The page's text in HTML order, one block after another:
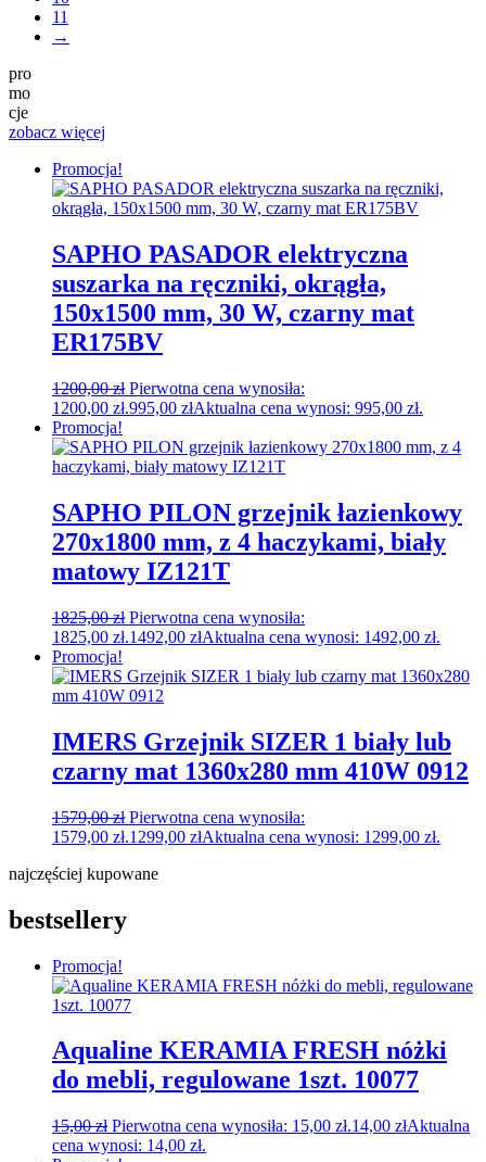
11
→
pro
mo
cje
zobacz więcej
Promocja!
SAPHO PASADOR elektryczna
suszarka na ręczniki, okrągła,
150x1500 mm, 30 W, czarny mat
ER175BV
1200,00zł Pierwotna cena wynosiła:
1200,00 zł.995,00 złAktualna cena wynosi: 995,00 zł.
Promocja!
SAPHO PILON grzejnik łazienkowy
270x1800 mm, z 4 haczykami, biały
matowy IZ121T
1825,00zł Pierwotna cena wynosiła:
1825,00 zł.1492,00 złAktualna cena wynosi: 1492,00 zł.
Promocja!
IMERS Grzejnik SIZER 1 biały lub
czarny mat 1360x280 mm 410W 0912
1579,00zł Pierwotna cena wynosiła:
1579,00 zł.1299,00 złAktualna cena wynosi: 1299,00 zł.
najczęściej kupowane
bestsellery
Promocja!
Aqualine KERAMIA FRESH nóżki
do mebli, regulowane 1szt. 10077
15,00zł Pierwotna cena wynosiła: 15,00 zł.14,00 złAktualna
cena wynosi: 14,00 zł.